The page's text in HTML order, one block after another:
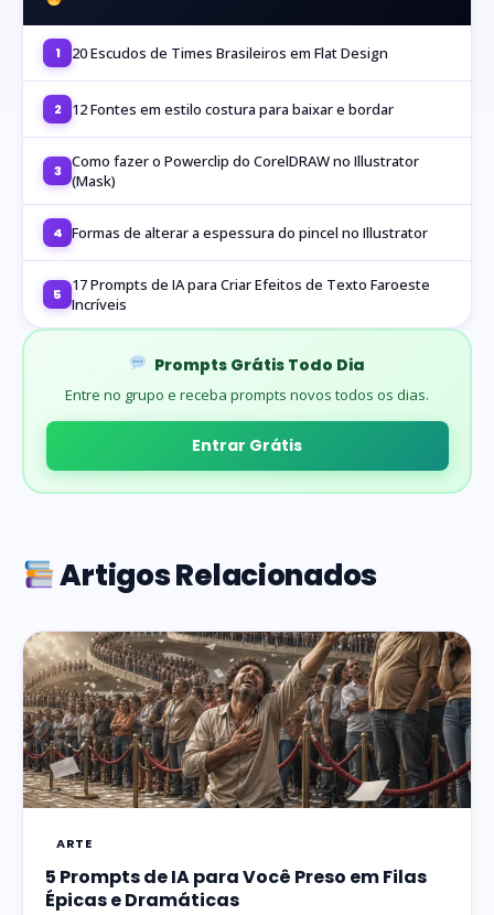
1 20 Escudos de Times Brasileiros em Flat Design
2 12 Fontes em estilo costura para baixar e bordar
3 Como fazer o Powerclip do CorelDRAW no Illustrator
(Mask)
4 Formas de alterar a espessura do pincel no Illustrator
5
17 Prompts de IA para Criar Efeitos de Texto Faroeste
Incríveis
Prompts Grátis Todo Dia
Entre no grupo e receba prompts novos todos os dias.
Entrar Grátis
Artigos Relacionados
ARTE
5 Prompts de IA para Você Preso em Filas
Épicas e Dramáticas